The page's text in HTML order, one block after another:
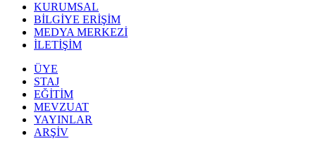
KURUMSAL
BİLGİYE ERİŞİM
MEDYA MERKEZİ
İLETİŞİM
ÜYE
STAJ
EĞİTİM
MEVZUAT
YAYINLAR
ARŞİV